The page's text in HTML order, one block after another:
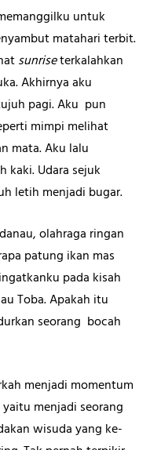
untuk
matahari terbit.
sunriseterkalahkan
Akhirnya aku
pagi. Aku pun
mimpi melihat
mata. Aku lalu
kaki. Udara sejuk
letih menjadi bugar.
olahraga ringan
patung ikan mas
pada kisah
Toba. Apakah itu
seorang bocah
menjadi momentum
menjadi seorang
wisuda yang ke-